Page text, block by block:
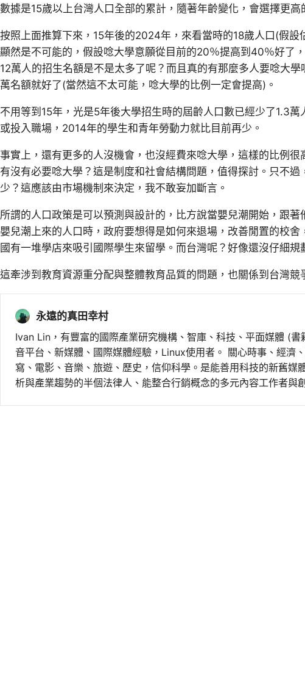
數據是15歲以上台灣人口全部的累計，隨著年齡變化，會選擇更高
按照上面推算下來，15年後的2024年，來看當時的18歲人口(假
顯然是不可能的，假設唸大學意願從目前的20％提高到40％好了
12萬人的招生名額是不是太多了呢？而且真的有那麼多人要唸大
萬名額就好了(當然這不太可能，唸大學的比例一定會提高)。
不用等到15年，光是5年後大學招生時的屆齡人口數已經少了1.3萬
或投入職場，2014年的學生和青年勞動力就比目前再少。
事實上，還有更多的人沒機會，也沒經費來唸大學，這樣的比例很
有沒有必要唸大學？這是制度和社會結構問題，值得探討。只不
少？這應該由市場機制來決定，我不敢妄加斷言。
所謂的人口政策是可以預測與設計的，比方說當嬰兒潮開始，跟
嬰兒潮上來的人口時，政府要想得是如何來退場，改善閒置的校
國有一堆學店來吸引國際學生來留學。而台灣呢？好像還沒仔細規
這牽涉到教育資源重分配與整體教育品質的問題，也關係到台灣競
永遠的真田幸村
Ivan Lin，有豐富的國際產業研究機構、智庫、科技、平面媒體 (
音平台、新媒體、國際媒體經驗，Linux使用者。 關心時事、經濟
寫、電影、音樂、旅遊、歷史，信仰科學。是能善用科技的新舊媒
析與產業趨勢的半個法律人、能整合行銷概念的多元內容工作者與